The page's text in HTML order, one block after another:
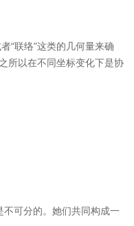
“联络”这类的几何量来确
所以在不同坐标变化下是协
可分的。她们共同构成一